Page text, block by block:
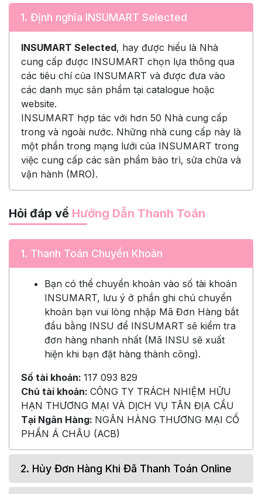
1. Định nghĩa INSUMART Selected
INSUMART Selected, hay được hiểu là Nhà
cung cấp được INSUMART chọn lựa thông qua
các tiêu chí của INSUMART và được đưa vào
các danh mục sản phẩm tại catalogue hoặc
website.
INSUMART hợp tác với hơn 50 Nhà cung cấp
trong và ngoài nước. Những nhà cung cấp này là
một phần trong mạng lưới của INSUMART trong
việc cung cấp các sản phẩm bảo trì, sửa chữa và
vận hành (MRO).
Hỏi đáp về Hướng Dẫn Thanh Toán
1. Thanh Toán Chuyển Khoản
Bạn có thể chuyển khoản vào số tài khoản
INSUMART, lưu ý ở phần ghi chú chuyển
khoản bạn vui lòng nhập Mã Đơn Hàng bắt
đầu bằng INSU để INSUMART sẽ kiểm tra
đơn hàng nhanh nhất (Mã INSU sẽ xuất
hiện khi bạn đặt hàng thành công).
Số tài khoản: 117 093 829
Chủ tài khoản: CÔNG TY TRÁCH NHIỆM HỮU
HẠN THƯƠNG MẠI VÀ DỊCH VỤ TÂN ĐỊA CẦU
Tại Ngân Hàng: NGÂN HÀNG THƯƠNG MẠI CỔ
PHẦN Á CHÂU (ACB)
2. Hủy Đơn Hàng Khi Đã Thanh Toán Online